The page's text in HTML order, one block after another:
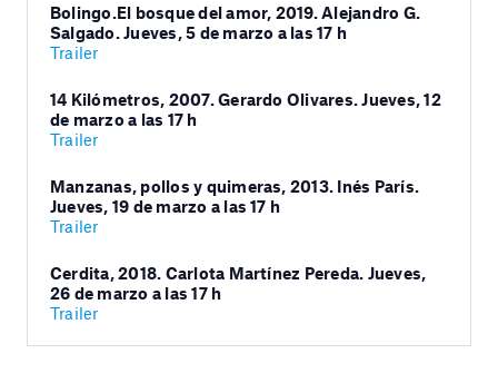
Bolingo.El bosque del amor, 2019. Alejandro G.
Salgado. Jueves, 5 de marzo a las 17 h
Trailer
14 Kilómetros, 2007. Gerardo Olivares. Jueves, 12
de marzo a las 17 h
Trailer
Manzanas, pollos y quimeras, 2013. Inés París.
Jueves, 19 de marzo a las 17 h
Trailer
Cerdita, 2018. Carlota Martínez Pereda. Jueves,
26 de marzo a las 17 h
Trailer